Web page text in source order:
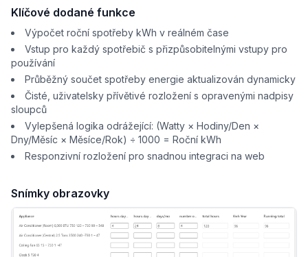
Klíčové dodané funkce
Výpočet roční spotřeby kWh v reálném čase
Vstup pro každý spotřebič s přizpůsobitelnými vstupy pro
používání
Průběžný součet spotřeby energie aktualizován dynamicky
Čisté, uživatelsky přívětivé rozložení s opravenými nadpisy
sloupců
Vylepšená logika odrážející: (Watty × Hodiny/Den ×
Dny/Měsíc × Měsíce/Rok) ÷ 1000 = Roční kWh
Responzivní rozložení pro snadnou integraci na web
Snímky obrazovky